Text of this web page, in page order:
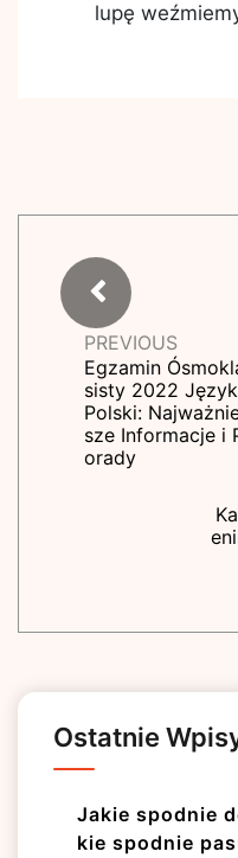
lupę
PREVIOUS
Egzamin
sisty 2022 Język
Polski:
sze Informacje i
orady
Ostatnie
Jakie spodnie
kie spodnie